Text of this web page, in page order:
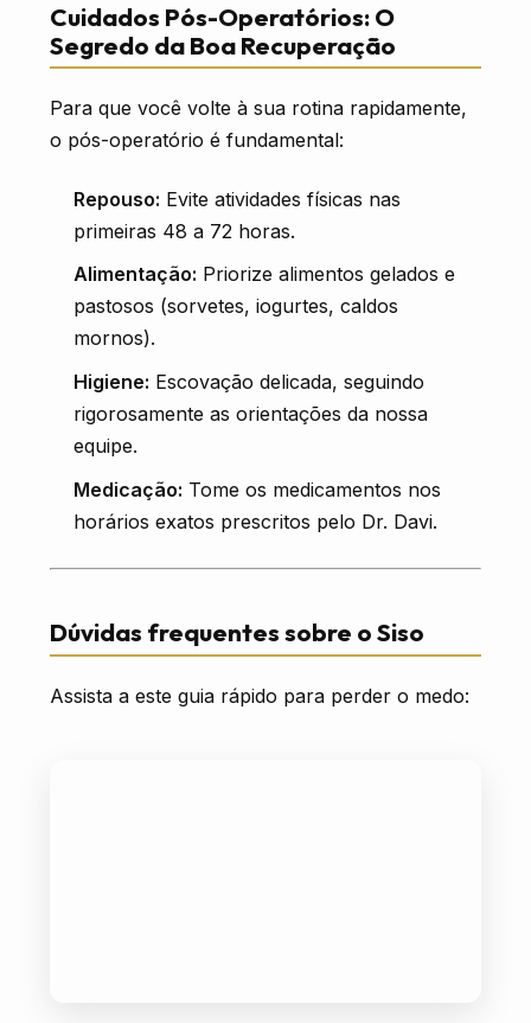
Cuidados Pós-Operatórios: O
Segredo da Boa Recuperação
Para que você volte à sua rotina rapidamente,
o pós-operatório é fundamental:
Repouso: Evite atividades físicas nas
primeiras 48 a 72 horas.
Alimentação: Priorize alimentos gelados e
pastosos (sorvetes, iogurtes, caldos
mornos).
Higiene: Escovação delicada, seguindo
rigorosamente as orientações da nossa
equipe.
Medicação: Tome os medicamentos nos
horários exatos prescritos pelo Dr. Davi.
Dúvidas frequentes sobre o Siso
Assista a este guia rápido para perder o medo: